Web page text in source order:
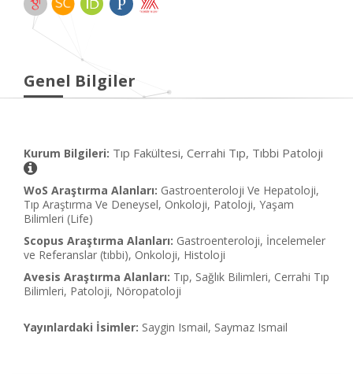
Genel Bilgiler
Kurum Bilgileri: Tıp Fakültesi, Cerrahi Tıp, Tıbbi Patoloji
WoS Araştırma Alanları: Gastroenteroloji Ve Hepatoloji,
Tıp Araştırma Ve Deneysel, Onkoloji, Patoloji, Yaşam
Bilimleri (Life)
Scopus Araştırma Alanları: Gastroenteroloji, İncelemeler
ve Referanslar (tıbbi), Onkoloji, Histoloji
Avesis Araştırma Alanları: Tıp, Sağlık Bilimleri, Cerrahi Tıp
Bilimleri, Patoloji, Nöropatoloji
Yayınlardaki İsimler: Saygin Ismail, Saymaz Ismail